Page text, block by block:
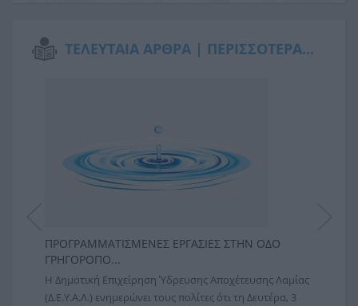
Άδεια διάθεσης λυμάτων της βιομηχανικής μονάδας ΙΟΝ στο
δημοτικό δίκτυο της Τ.Κ. Αυλακίου.
ΤΕΛΕΥΤΑΙΑ ΑΡΘΡΑ | ΠΕΡΙΣΣΟΤΕΡΑ...
ΠΡΟΓΡΑΜΜΑΤΙΣΜΕΝΕΣ ΕΡΓΑΣΙΕΣ ΣΤΗΝ ΟΔΟ
ΓΡΗΓΟΡΟΠΟ...
Η Δημοτική Επιχείρηση Ύδρευσης Αποχέτευσης Λαμίας
(Δ.Ε.Υ.Α.Λ.) ενημερώνει τους πολίτες ότι τη Δευτέρα, 3